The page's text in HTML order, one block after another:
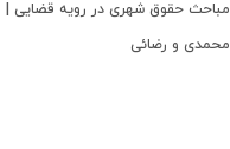
مباحث حقوق شهری در رویه قضایی |
محمدی و رضائی